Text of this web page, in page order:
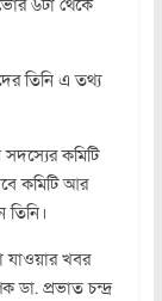
তিনি এ তথ্য
কমিটি
কমিটি আর
যাওয়ার খবর
ডা. প্রভাত চন্দ্র